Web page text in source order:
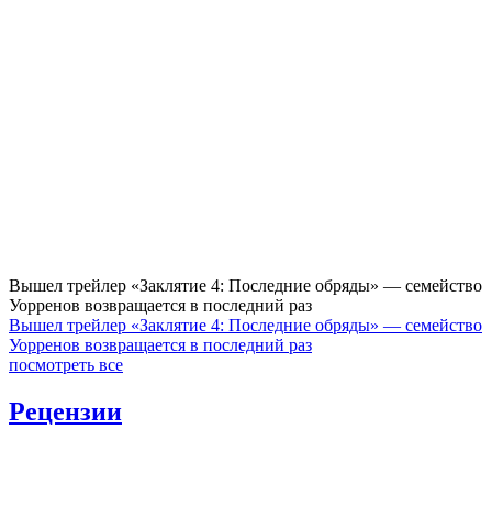
Вышел трейлер «Заклятие 4: Последние обряды» — семейство
Уорренов возвращается в последний раз
Вышел трейлер «Заклятие 4: Последние обряды» — семейство
Уорренов возвращается в последний раз
посмотреть все
Рецензии